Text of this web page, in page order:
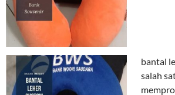
bantal
salah